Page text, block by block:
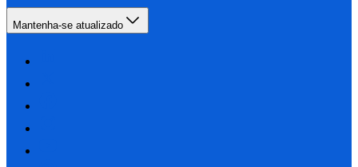
Mantenha-se atualizado